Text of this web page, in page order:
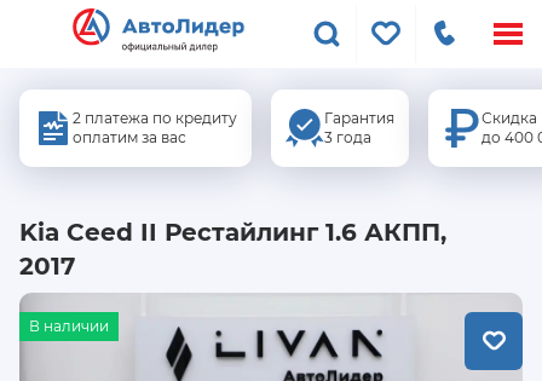
2 платежа по кредиту
оплатим за вас
Гарантия
3 года
Скидка
до 400
Kia Ceed II Рестайлинг 1.6 АКПП,
2017
В наличии